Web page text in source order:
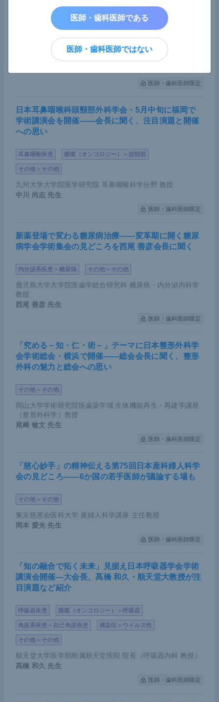
先天性・遺伝性疾患 小児疾患 筋骨格系疾患＞骨
大阪大学大学院歯学研究科 小児歯科学講座 教授／大阪大学
歯学部附属病院 小児歯科 科長
医師・歯科医師限定
日本耳鼻咽喉科頭頸部外科学会・5月中旬に福岡で
学術講演会を開催――会長に聞く、注目演題と開催
への思い
耳鼻咽喉疾患 腫瘍（オンコロジー）＞頭頸部
その他＞その他
九州大学大学院医学研究院 耳鼻咽喉科学分野 教授
中川 尚志 先生
医師・歯科医師限定
新薬登場で変わる糖尿病治療――変革期に開く糖尿
病学会学術集会の見どころを西尾 善彦会長に聞く
内分泌系疾患＞糖尿病 その他＞その他
鹿児島大学大学院医歯学総合研究科 糖尿病・内分泌内科学
教授
西尾 善彦 先生
医師・歯科医師限定
「究める－知・仁・術－」テーマに日本整形外科学
会学術総会・横浜で開催――総会会長に聞く、整形
外科の魅力と総会への思い
その他＞その他
岡山大学学術研究院医歯薬学域 生体機能再生・再建学講座
（整形外科学）教授
尾﨑 敏文 先生
医師・歯科医師限定
「慈心妙手」の精神伝える第75回日本産科婦人科学
会の見どころ――6か国の若手医師が議論する場も
その他＞その他
東京慈恵会医科大学 産婦人科学講座 主任教授
岡本 愛光 先生
医師・歯科医師限定
「知の融合で拓く未来」見据え日本呼吸器学会学術
講演会開催―大会長、髙橋 和久・順天堂大教授が注
目演題など紹介
呼吸器疾患 腫瘍（オンコロジー）＞呼吸器
免疫系疾患＞自己免疫疾患 感染症＞ウイルス性
その他＞その他
順天堂大学医学部附属順天堂医院 院長（呼吸器内科 教授）
髙橋 和久 先生
医師・歯科医師限定
医師・歯科医師ではない
医師・歯科医師である